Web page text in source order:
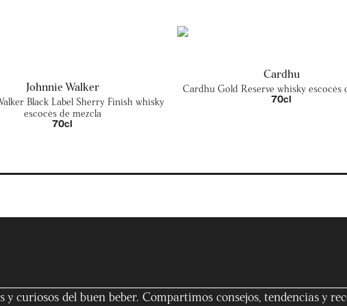
Johnnie Walker
Black Label Sherry Finish whisky
escocés de mezcla
70cl
Cardhu
Cardhu Gold Reserve whisky escocés
70cl
curiosos del buen beber. Compartimos consejos, tendencias y